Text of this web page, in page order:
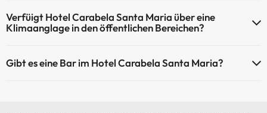
Gemeinschaftsräumen.
Verfüigt Hotel Carabela Santa Maria über eine
Klimaanglage in den öffentlichen Bereichen?
Gemeinschaftsräumen.
Gibt es eine Bar im Hotel Carabela Santa Maria?